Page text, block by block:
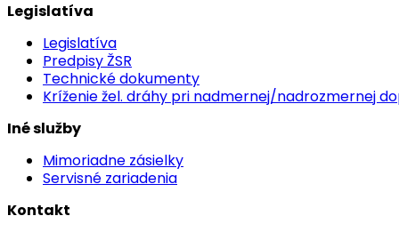
Legislatíva
Legislatíva
Predpisy ŽSR
Technické dokumenty
Kríženie žel. dráhy pri nadmernej/nadrozmernej
Iné služby
Mimoriadne zásielky
Servisné zariadenia
Kontakt